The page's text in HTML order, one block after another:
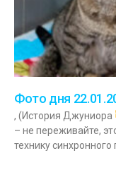
Фото дня
, (История Джуниора
– не переживайте,
технику синхронного